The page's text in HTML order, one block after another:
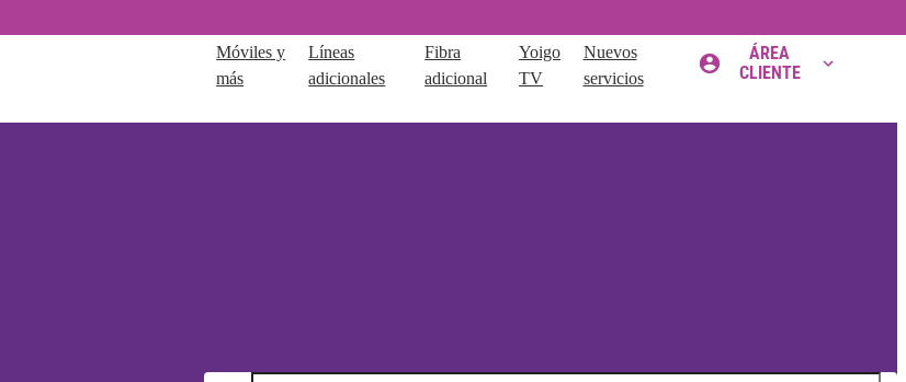
Móviles y
más
Líneas
adicionales
Fibra
adicional
Yoigo
TV
Nuevos
servicios
ÁREA
CLIENTE